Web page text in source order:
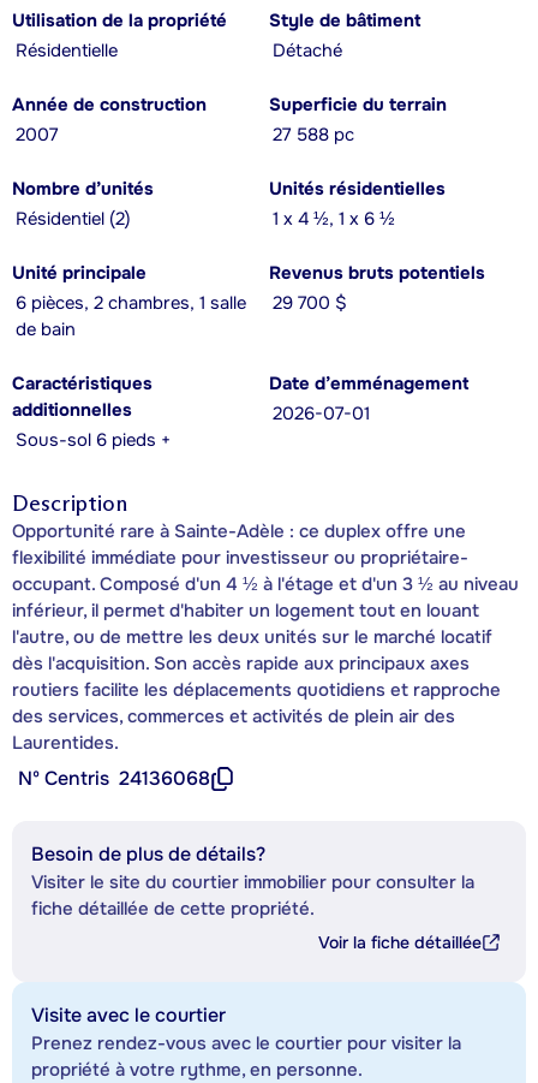
Utilisation de la propriété
Résidentielle
Style de bâtiment
Détaché
Année de construction
2007
Superficie du terrain
27 588 pc
Nombre d’unités
Résidentiel (2)
Unités résidentielles
1 x 4 ½, 1 x 6 ½
Unité principale
6 pièces, 2 chambres, 1 salle
de bain
Revenus bruts potentiels
29 700 $
Caractéristiques
additionnelles
Sous-sol 6 pieds +
Date d’emménagement
2026-07-01
Description
Opportunité rare à Sainte-Adèle : ce duplex offre une
flexibilité immédiate pour investisseur ou propriétaire-
occupant. Composé d'un 4 ½ à l'étage et d'un 3 ½ au niveau
inférieur, il permet d'habiter un logement tout en louant
l'autre, ou de mettre les deux unités sur le marché locatif
dès l'acquisition. Son accès rapide aux principaux axes
routiers facilite les déplacements quotidiens et rapproche
des services, commerces et activités de plein air des
Laurentides.
Nº Centris 24136068
Besoin de plus de détails?
Visiter le site du courtier immobilier pour consulter la
fiche détaillée de cette propriété.
Voir la fiche détaillée
Visite avec le courtier
Prenez rendez-vous avec le courtier pour visiter la
propriété à votre rythme, en personne.